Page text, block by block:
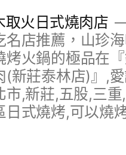
取火日式燒肉店
名店推薦，山珍海
烤火鍋的極品在
(新莊泰林店)』,
市,新莊,五股,三重
日式燒烤,可以燒